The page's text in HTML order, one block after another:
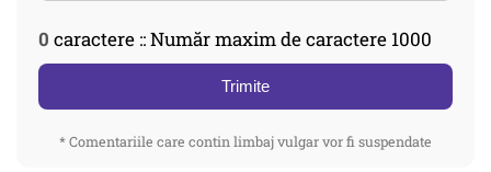
0 caractere :: Număr maxim de caractere 1000
Trimite
* Comentariile care contin limbaj vulgar vor fi suspendate